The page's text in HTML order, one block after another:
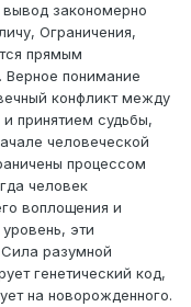
закономерно
Ограничения,
прямым
понимание
конфликт между
принятием судьбы,
человеческой
процессом
человек
воплощения и
эти
разумной
генетический код,
на новорожденного.